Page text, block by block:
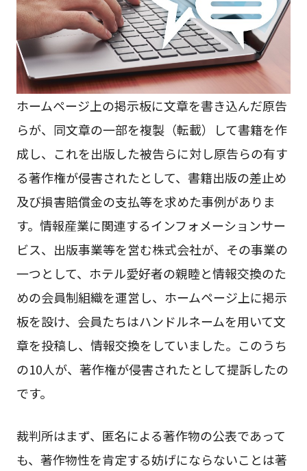
ホームページ上の掲示板に文章を書き込んだ原告
らが、同文章の一部を複製（転載）して書籍を作
成し、これを出版した被告らに対し原告らの有す
る著作権が侵害されたとして、書籍出版の差止め
及び損害賠償金の支払等を求めた事例がありま
す。情報産業に関連するインフォメーションサー
ビス、出版事業等を営む株式会社が、その事業の
一つとして、ホテル愛好者の親睦と情報交換のた
めの会員制組織を運営し、ホームページ上に掲示
板を設け、会員たちはハンドルネームを用いて文
章を投稿し、情報交換をしていました。このうち
の10人が、著作権が侵害されたとして提訴したの
です。
裁判所はまず、匿名による著作物の公表であって
も、著作物性を肯定する妨げにならないことは著